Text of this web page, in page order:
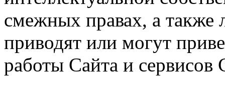
смежных правах, а также
приводят или могут
работы Сайта и сервисов